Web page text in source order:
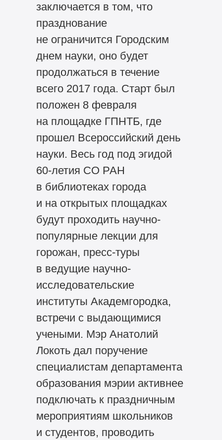
заключается в том, что
празднование
не ограничится Городским
днем науки, оно будет
продолжаться в течение
всего 2017 года. Старт был
положен 8 февраля
на площадке ГПНТБ, где
прошел Всероссийский день
науки. Весь год под эгидой
60-летия СО РАН
в библиотеках города
и на открытых площадках
будут проходить научно-
популярные лекции для
горожан, пресс-туры
в ведущие научно-
исследовательские
институты Академгородка,
встречи с выдающимися
учеными. Мэр Анатолий
Локоть дал поручение
специалистам департамента
образования мэрии активнее
подключать к праздничным
мероприятиям школьников
и студентов, проводить